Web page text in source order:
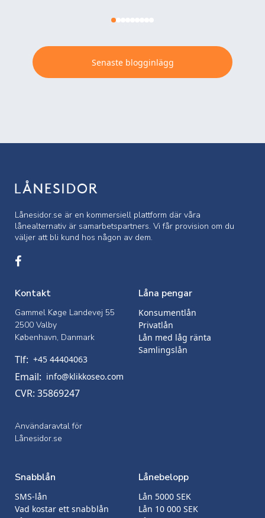
Senaste blogginlägg
Lånesidor.se är en kommersiell plattform där våra
lånealternativ är samarbetspartners. Vi får provision om du
väljer att bli kund hos någon av dem.
Kontakt
Gammel Køge Landevej 55
2500 Valby
København, Danmark
Tlf: +45 44404063
Email: info@klikkoseo.com
CVR: 35869247
Användaravtal för
Lånesidor.se
Låna pengar
Konsumentlån
Privatlån
Lån med låg ränta
Samlingslån
Snabblån
SMS-lån
Vad kostar ett snabblån
Lånebelopp
Lån 5000 SEK
Lån 10 000 SEK